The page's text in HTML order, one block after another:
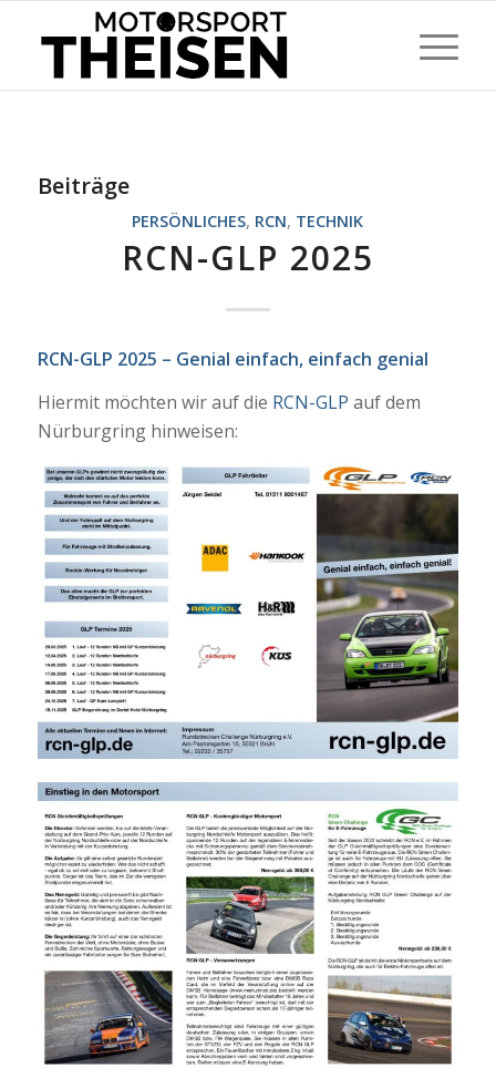
Beiträge
PERSÖNLICHES, RCN, TECHNIK
RCN-GLP 2025
RCN-GLP 2025 – Genial einfach, einfach genial
Hiermit möchten wir auf die RCN-GLP auf dem
Nürburgring hinweisen: